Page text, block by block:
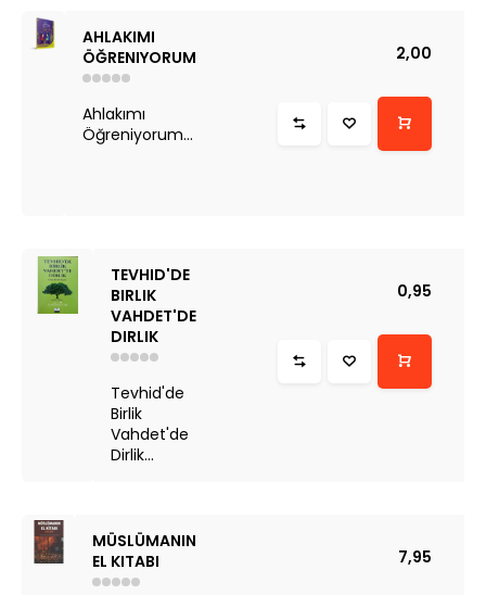
AHLAKIMI
ÖĞRENIYORUM
Ahlakımı
Öğreniyorum...
2,00
TEVHID'DE
BIRLIK
VAHDET'DE
DIRLIK
Tevhid'de
Birlik
Vahdet'de
Dirlik...
0,95
MÜSLÜMANIN
EL KITABI
7,95